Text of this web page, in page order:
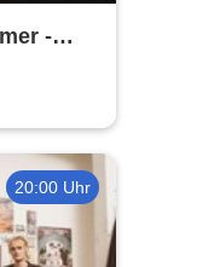
-
20:00 Uhr